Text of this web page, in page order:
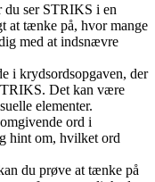
du ser STRIKS i en
at tænke på, hvor mange
med at indsnævre
i krydsordsopgaven, der
Det kan være
elementer.
ord i
hint om, hvilket ord
du prøve at tænke på